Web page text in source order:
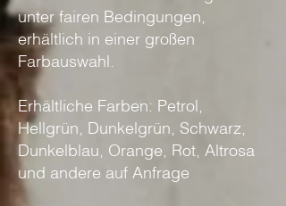
unter fairen Bedingungen,
erhältlich in einer großen
Farbauswahl.
Erhältliche Farben: Petrol,
Hellgrün, Dunkelgrün, Schwarz,
Dunkelblau, Orange, Rot, Altrosa
und andere auf Anfrage